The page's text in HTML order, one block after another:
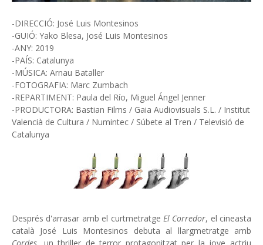
-DIRECCIÓ: José Luis Montesinos
-GUIÓ: Yako Blesa, José Luis Montesinos
-ANY: 2019
-PAÍS: Catalunya
-MÚSICA: Arnau Bataller
-FOTOGRAFIA: Marc Zumbach
-REPARTIMENT: Paula del Río, Miguel Ángel Jenner
-PRODUCTORA: Bastian Films / Gaia Audiovisuals S.L. / Institut
Valencià de Cultura / Numintec / Súbete al Tren / Televisió de
Catalunya
Després d'arrasar amb el curtmetratge El Corredor, el cineasta
català José Luis Montesinos debuta al llargmetratge amb